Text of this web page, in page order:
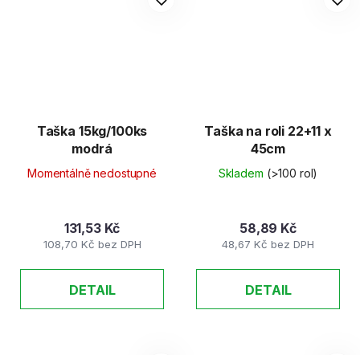
Taška 15kg/100ks
modrá
Momentálně nedostupné
108,70 Kč bez DPH
131,53 Kč
DETAIL
Taška na roli 22+11 x
45cm
Skladem (>100 rol)
48,67 Kč bez DPH
58,89 Kč
DETAIL